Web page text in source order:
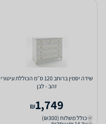
שידה יסמין ברוחב 120 ס״מ הכוללת עיטורי
זהב - לבן
1,749
₪
כולל משלוח (₪300)